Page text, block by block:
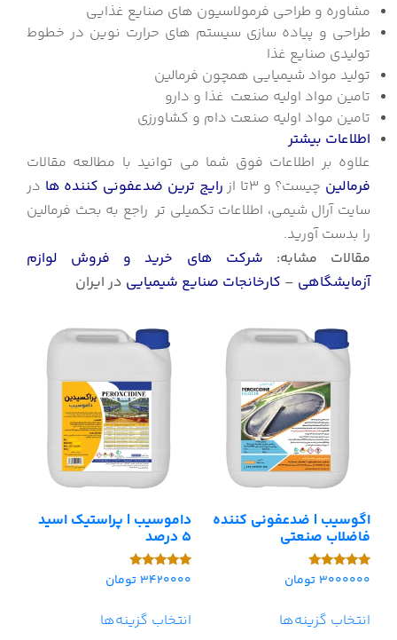
مشاوره و طراحی فرمولاسیون های صنایع غذایی
طراحی و پیاده سازی سیستم های حرارت نوین در خطوط
تولیدی صنایع غذا
تولید مواد شیمیایی همچون فرمالین
تامین مواد اولیه صنعت غذا و دارو
تامین مواد اولیه صنعت دام و کشاورزی
اطلاعات بیشتر
علاوه بر اطلاعات فوق شما می توانید با مطالعه مقالات
فرمالین چیست؟ و 3تا از رایج ترین ضدعفونی کننده ها در
سایت آرال شیمی، اطلاعات تکمیلی تر راجع به بحث فرمالین
را بدست آورید.
مقالات مشابه: شرکت های خرید و فروش لوازم
آزمایشگاهی – کارخانجات صنایع شیمیایی در ایران
اگوسیب | ضدعفونی کننده
فاضلاب صنعتی
امتیاز
3000000 تومان
انتخاب گزینه‌ها
داموسیب | پراستیک اسید
5 درصد
امتیاز
3420000 تومان
انتخاب گزینه‌ها